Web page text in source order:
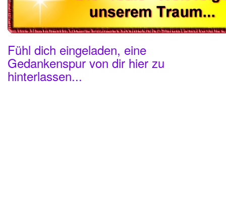
Fühl dich eingeladen, eine
Gedankenspur von dir hier zu
hinterlassen...